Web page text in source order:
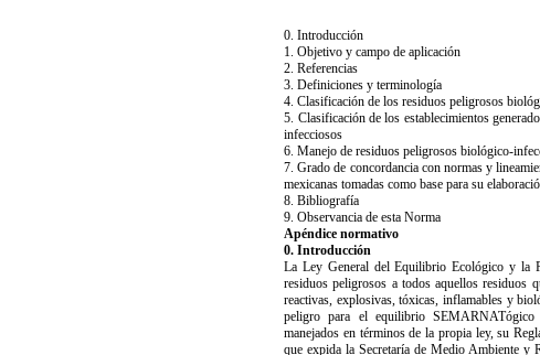
0. Introducción
1. Objetivo y campo de aplicación
2. Referencias
3. Definiciones y terminología
4. Clasificación de los residuos peligrosos
5. Clasificación de los establecimientos
infecciosos
6. Manejo de residuos peligrosos biológico-
7. Grado de concordancia con normas y
mexicanas tomadas como base para su
8. Bibliografía
9. Observancia de esta Norma
Apéndice normativo
0. Introducción
La Ley General del EquilibrioEcológico y la
residuos peligrosos a todos aquellos residuos
reactivas, explosivas, tóxicas, inflamables y
peligro para el equilibrio
manejados en términos de la propia ley, su
que expida la Secretaría de Medio Ambiente y